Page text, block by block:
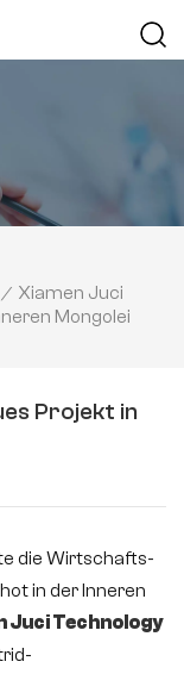
/ Xiamen Juci
Mongolei
Projekt in
die Wirtschafts-
in der Inneren
Juci Technology